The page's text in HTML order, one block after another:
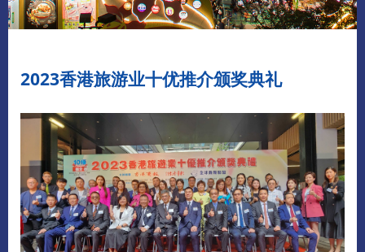
2023香港旅游业十优推介颁奖典礼